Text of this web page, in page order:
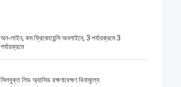
অন-লাইন, কম ফ্রিকোয়েন্সি অনলাইনে, 3 পর্যায়ক্রমে 3
পর্যায়ক্রমে
সিলযুক্ত লিড অ্যাসিড রক্ষণাবেক্ষণ বিনামূল্যে